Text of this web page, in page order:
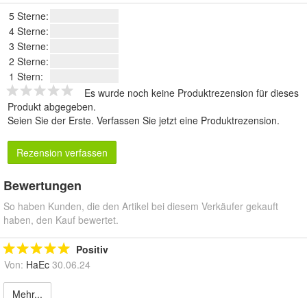
5 Sterne:
4 Sterne:
3 Sterne:
2 Sterne:
1 Stern:
Es wurde noch keine Produktrezension für dieses
Produkt abgegeben.
Seien Sie der Erste. Verfassen Sie jetzt eine Produktrezension.
Rezension verfassen
Bewertungen
So haben Kunden, die den Artikel bei diesem Verkäufer gekauft
haben, den Kauf bewertet.
Positiv
Von: HaEc 30.06.24
Mehr...